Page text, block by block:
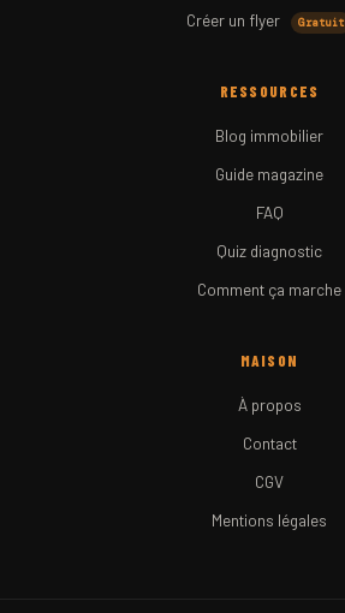
Créer un flyer
Gratuit
RESSOURCES
Blog immobilier
Guide magazine
FAQ
Quiz diagnostic
Comment ça marche
MAISON
À propos
Contact
CGV
Mentions légales